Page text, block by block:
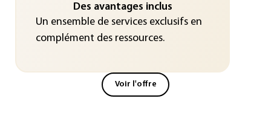
Des avantages inclus
Un ensemble de services exclusifs en
complément des ressources.
Voir l'offre